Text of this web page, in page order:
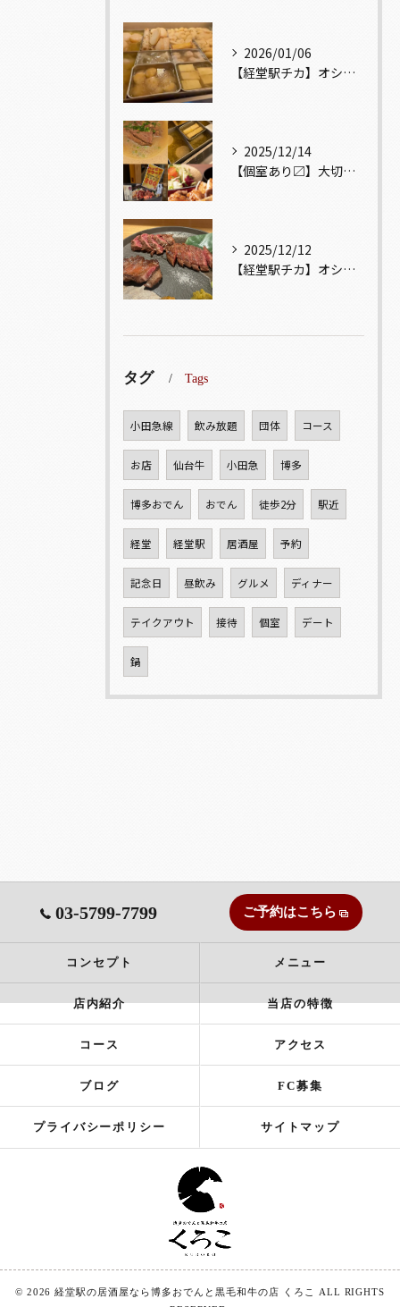
2026/01/06
【経堂駅チカ】オシャレ居酒屋🏮出汁が美味しいおでんがオススメ...
2025/12/14
【個室あり〼】大切な記念日、お祝い事でのご来店ぜひお待ちして...
2025/12/12
【経堂駅チカ】オシャレ居酒屋🏮自慢のお肉が楽しめる🐃お得なコ...
タグ Tags
小田急線 飲み放題 団体 コース
お店 仙台牛 小田急 博多
博多おでん おでん 徒歩2分 駅近
経堂 経堂駅 居酒屋 予約
記念日 昼飲み グルメ ディナー
テイクアウト 接待 個室 デート
鍋
03-5799-7799 ご予約はこちら
コンセプト メニュー
店内紹介 当店の特徴
コース アクセス
ブログ FC募集
プライバシーポリシー サイトマップ
© 2026 経堂駅の居酒屋なら博多おでんと黒毛和牛の店 くろこ ALL RIGHTS